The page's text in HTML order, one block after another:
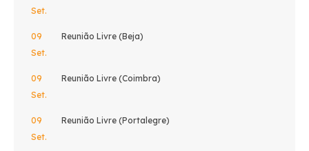
Set.
09
Set.
Reunião Livre (Beja)
09
Set.
Reunião Livre (Coimbra)
09
Set.
Reunião Livre (Portalegre)